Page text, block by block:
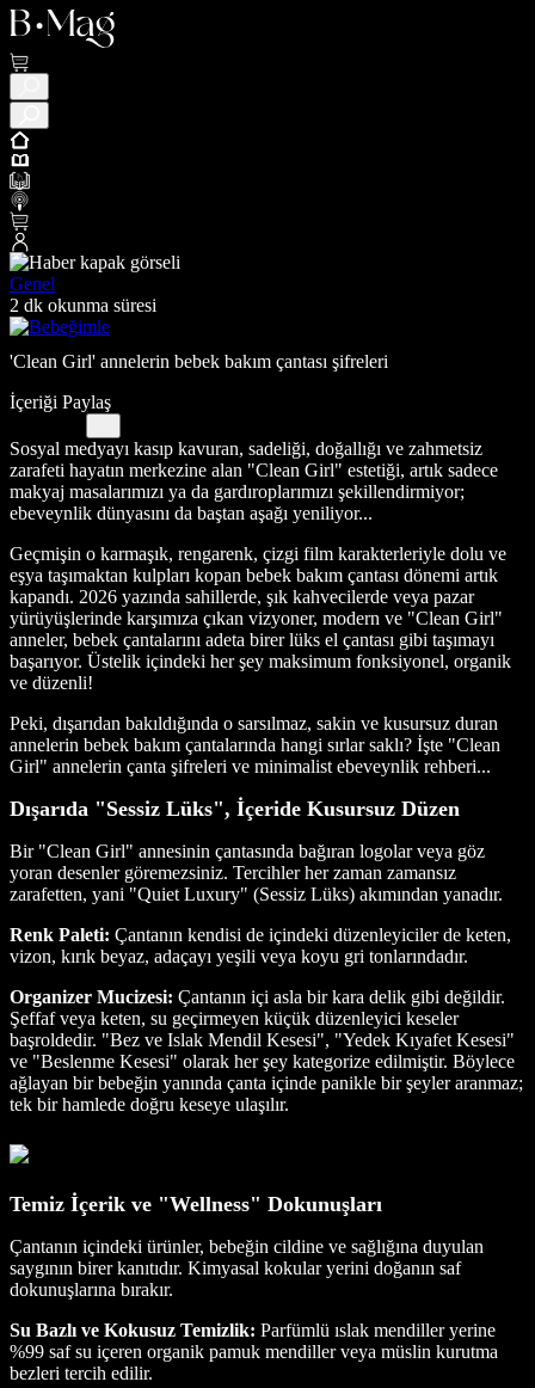
Genel
2 dk okunma süresi
'Clean Girl' annelerin bebek bakım çantası şifreleri
İçeriği Paylaş
Sosyal medyayı kasıp kavuran, sadeliği, doğallığı ve zahmetsiz
zarafeti hayatın merkezine alan "Clean Girl" estetiği, artık sadece
makyaj masalarımızı ya da gardıroplarımızı şekillendirmiyor;
ebeveynlik dünyasını da baştan aşağı yeniliyor...
Geçmişin o karmaşık, rengarenk, çizgi film karakterleriyle dolu ve
eşya taşımaktan kulpları kopan bebek bakım çantası dönemi artık
kapandı. 2026 yazında sahillerde, şık kahvecilerde veya pazar
yürüyüşlerinde karşımıza çıkan vizyoner, modern ve "Clean Girl"
anneler, bebek çantalarını adeta birer lüks el çantası gibi taşımayı
başarıyor. Üstelik içindeki her şey maksimum fonksiyonel, organik
ve düzenli!
Peki, dışarıdan bakıldığında o sarsılmaz, sakin ve kusursuz duran
annelerin bebek bakım çantalarında hangi sırlar saklı? İşte "Clean
Girl" annelerin çanta şifreleri ve minimalist ebeveynlik rehberi...
Dışarıda "Sessiz Lüks", İçeride Kusursuz Düzen
Bir "Clean Girl" annesinin çantasında bağıran logolar veya göz
yoran desenler göremezsiniz. Tercihler her zaman zamansız
zarafetten, yani "Quiet Luxury" (Sessiz Lüks) akımından yanadır.
Renk Paleti: Çantanın kendisi de içindeki düzenleyiciler de keten,
vizon, kırık beyaz, adaçayı yeşili veya koyu gri tonlarındadır.
Organizer Mucizesi: Çantanın içi asla bir kara delik gibi değildir.
Şeffaf veya keten, su geçirmeyen küçük düzenleyici keseler
başroldedir. "Bez ve Islak Mendil Kesesi", "Yedek Kıyafet Kesesi"
ve "Beslenme Kesesi" olarak her şey kategorize edilmiştir. Böylece
ağlayan bir bebeğin yanında çanta içinde panikle bir şeyler aranmaz;
tek bir hamlede doğru keseye ulaşılır.
Temiz İçerik ve "Wellness" Dokunuşları
Çantanın içindeki ürünler, bebeğin cildine ve sağlığına duyulan
saygının birer kanıtıdır. Kimyasal kokular yerini doğanın saf
dokunuşlarına bırakır.
Su Bazlı ve Kokusuz Temizlik: Parfümlü ıslak mendiller yerine
%99 saf su içeren organik pamuk mendiller veya müslin kurutma
bezleri tercih edilir.